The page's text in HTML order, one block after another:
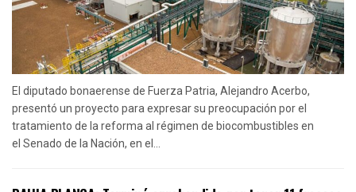
El diputado bonaerense de Fuerza Patria, Alejandro Acerbo,
presentó un proyecto para expresar su preocupación por el
tratamiento de la reforma al régimen de biocombustibles en
el Senado de la Nación, en el...